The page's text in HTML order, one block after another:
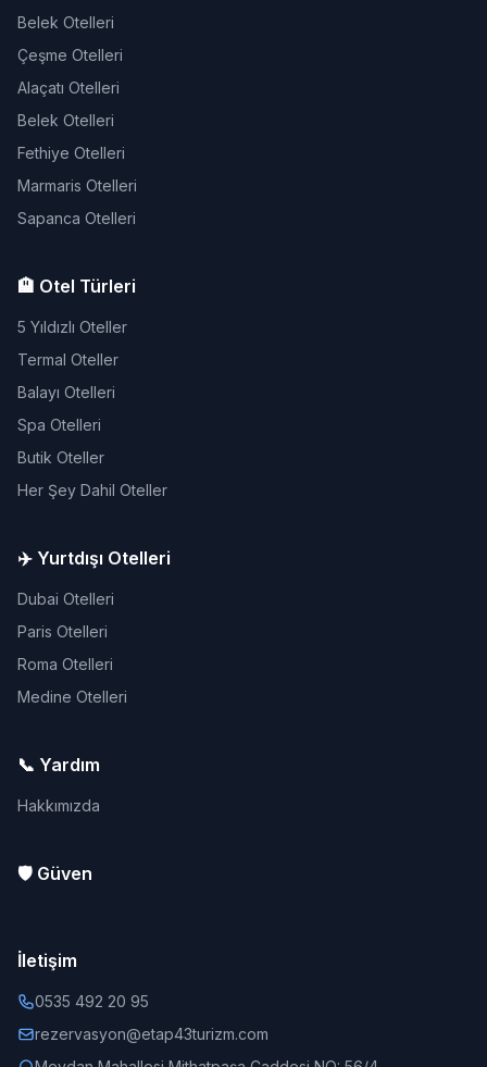
Belek Otelleri
Çeşme Otelleri
Alaçatı Otelleri
Belek Otelleri
Fethiye Otelleri
Marmaris Otelleri
Sapanca Otelleri
🏨 Otel Türleri
5 Yıldızlı Oteller
Termal Oteller
Balayı Otelleri
Spa Otelleri
Butik Oteller
Her Şey Dahil Oteller
✈️ Yurtdışı Otelleri
Dubai Otelleri
Paris Otelleri
Roma Otelleri
Medine Otelleri
📞 Yardım
Hakkımızda
🛡️ Güven
İletişim
0535 492 20 95
rezervasyon@etap43turizm.com